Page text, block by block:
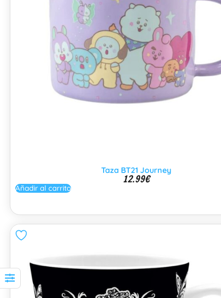
Taza BT21 Journey
12.99€
Añadir al carrito